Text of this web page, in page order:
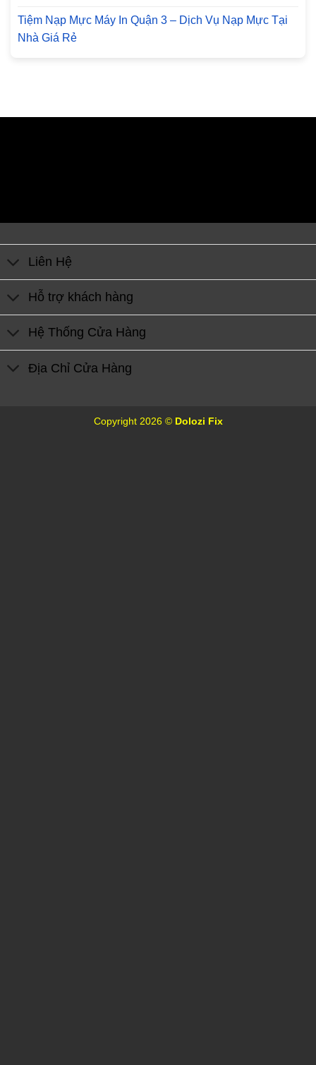
Tiệm Nạp Mực Máy In Quận 3 – Dịch Vụ Nạp Mực Tại
Nhà Giá Rẻ
Liên Hệ
Hỗ trợ khách hàng
Hệ Thống Cửa Hàng
Địa Chỉ Cửa Hàng
Copyright 2026 © Dolozi Fix